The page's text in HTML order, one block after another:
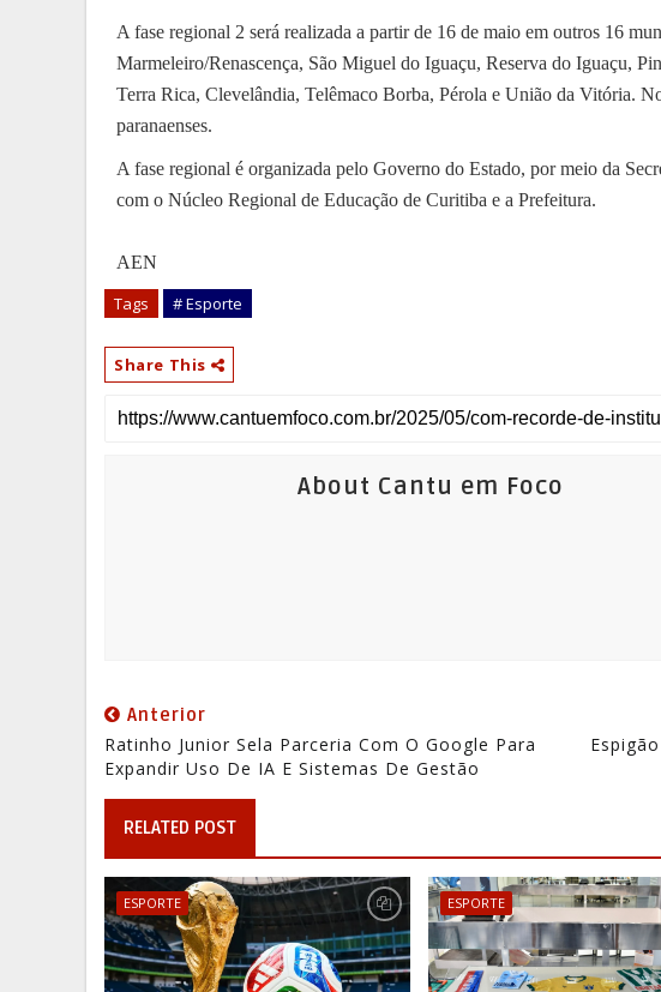
A fase regional 2 será realizada a partir de 16 de maio em outros 16
Marmeleiro/Renascença, São Miguel do Iguaçu, Reserva do Iguaçu,
Terra Rica, Clevelândia, Telêmaco Borba, Pérola e União da Vitória.
paranaenses.
A fase regional é organizada pelo Governo do Estado, por meio da
com o Núcleo Regional de Educação de Curitiba e a Prefeitura.
AEN
Tags # Esporte
Share This
About Cantu em Foco
Anterior
Ratinho Junior Sela Parceria Com O Google Para
Expandir Uso De IA E Sistemas De Gestão
RELATED POST
ESPORTE ESPORTE